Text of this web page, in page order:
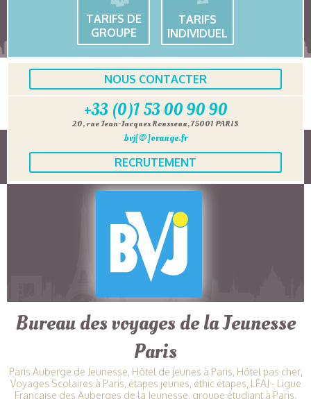
TARIFS DE
GROUPE
TARIFS
INDIVIDUEL
NOUS CONTACTER
+33 (0)1 53 00 90 90
20, rue Jean-Jacques Rousseau, 75001 PARIS
bvj[@]orange.fr
RECRUTEMENT
Bureau des voyages de la Jeunesse
Paris
Paris Auberge de Jeunesse, Hôtel de jeunes à Paris, Hôtel pas cher,
Voyages Scolaires à Paris, étapes jeunes, éthic étapes, LFAJ - Ligue
Française des Auberges de la Jeunesse, groupe étudiant à Paris,